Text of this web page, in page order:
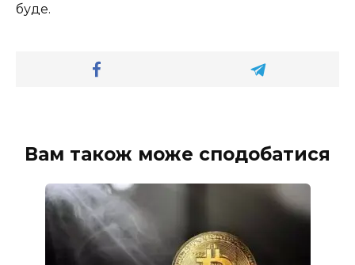
буде.
Вам також може сподобатися